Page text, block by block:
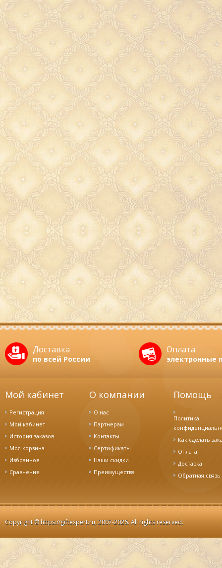
Доставка
по всей России
Оплата
электронные
Мой кабинет
Регистрация
Мой кабинет
История заказов
Моя корзина
Избранное
Cравнение
О компании
О нас
Партнерам
Контакты
Сертификаты
Наши скидки
Преимущества
Помощь
Политика
Как сделать
Оплата
Доставка
Обратная связь
Copyright ©https://giftexpert.ru, 2007-2026. All rights reserved.